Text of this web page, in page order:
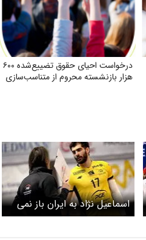
درخواست احیای حقوق تضییع‌شده ۶۰۰
هزار بازنشسته محروم از متناسب‌سازی
اسماعیل نژاد به ایران باز نمی
گردد؟